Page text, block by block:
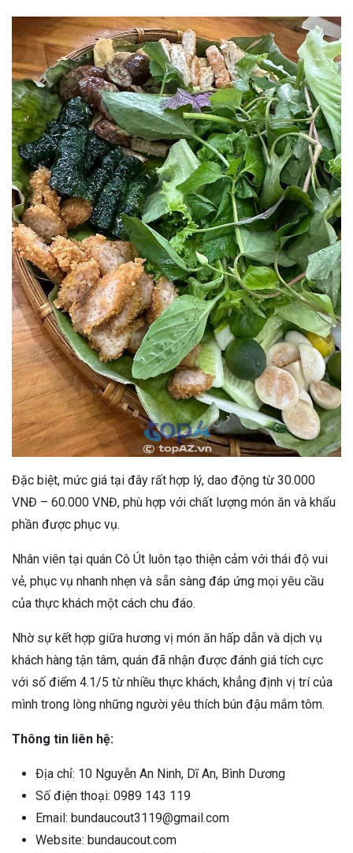
Đặc biệt, mức giá tại đây rất hợp lý, dao động từ 30.000
VNĐ – 60.000 VNĐ, phù hợp với chất lượng món ăn và khẩu
phần được phục vụ.
Nhân viên tại quán Cô Út luôn tạo thiện cảm với thái độ vui
vẻ, phục vụ nhanh nhẹn và sẵn sàng đáp ứng mọi yêu cầu
của thực khách một cách chu đáo.
Nhờ sự kết hợp giữa hương vị món ăn hấp dẫn và dịch vụ
khách hàng tận tâm, quán đã nhận được đánh giá tích cực
với số điểm 4.1/5 từ nhiều thực khách, khẳng định vị trí của
mình trong lòng những người yêu thích bún đậu mắm tôm.
Thông tin liên hệ:
Địa chỉ: 10 Nguyễn An Ninh, Dĩ An, Bình Dương
Số điện thoại: 0989 143 119
Email: bundaucout3119@gmail.com
Website: bundaucout.com